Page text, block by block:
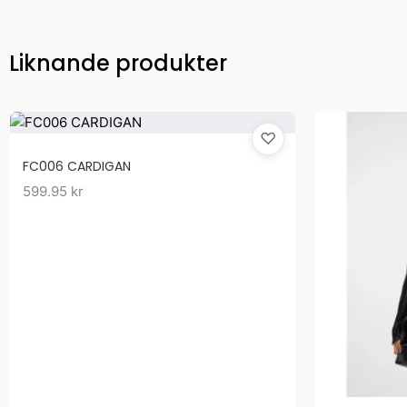
Liknande produkter
♡
FC006 CARDIGAN
599.95 kr